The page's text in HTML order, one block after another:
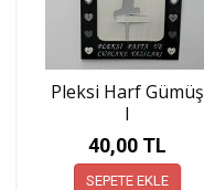
Pleksi Harf Gümüş
I
40,00 TL
SEPETE EKLE